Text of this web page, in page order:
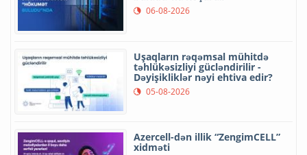
06-08-2026
Uşaqların rəqəmsal mühitdə
təhlükəsizliyi gücləndirilir -
Dəyişikliklər nəyi ehtiva edir?
05-08-2026
Azercell-dən illik “ZengimCELL”
xidməti